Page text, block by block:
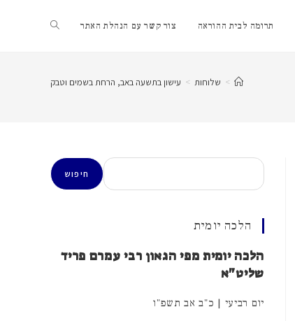
תרומה לבית ההוראה צור קשר עם הנהלת האתר Toggle
website > שלוחות > עישון בתשעה באב, הרחת בשמים וטבק
חיפוש
חיפוש
הלכה יומית
הלכה יומית מפי הגאון רבי עמרם פריד
שליט"א
יום רביעי | כ"ב אב תשפ"ו